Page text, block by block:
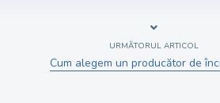
URMĂTORUL ARTICOL
Cum alegem un producător de